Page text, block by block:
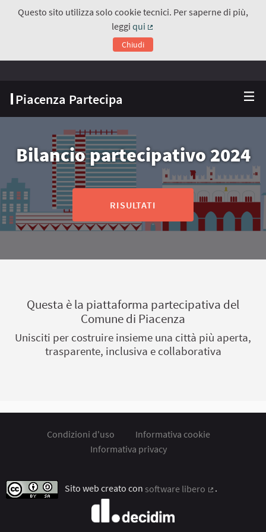
Questo sito utilizza solo cookie tecnici. Per saperne di più,
leggi qui
(Collegamento esterno)
Chiudi
Piacenza Partecipa
Bilancio partecipativo 2024
RISULTATI
Questa è la piattaforma partecipativa del
Comune di Piacenza
Unisciti per costruire insieme una città più aperta,
trasparente, inclusiva e collaborativa
Condizioni d'uso
Informativa cookie
Informativa privacy
Sito web creato con software libero
.